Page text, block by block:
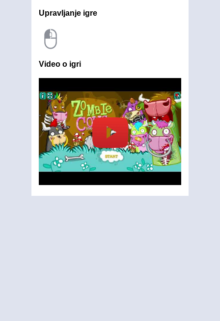
Upravljanje igre
Video o igri